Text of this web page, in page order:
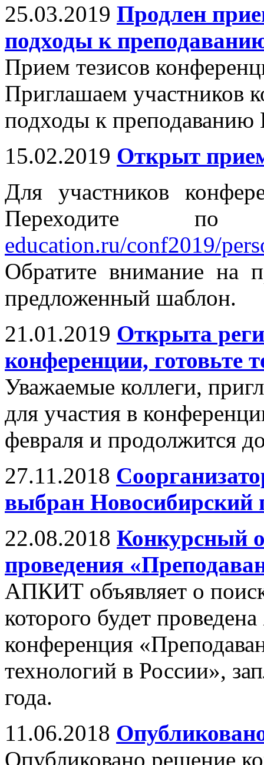
25.03.2019 Продлен
подходы к
Прием тезисов
Приглашаем участников
подходы к
15.02.2019 Открыт
Для участников
Переходите
education.ru/conf2019/
Обратите внимание на
предложенный шаблон.
21.01.2019 Открыта
конференции, готовьте
Уважаемые коллеги,
для участия в
февраля и продолжится
27.11.2018
выбран Новосибирский
22.08.2018 Конкурсный
проведения
АПКИТ объявляет о
которого будет
конференция
технологий в России»,
года.
11.06.2018
Опубликовано решение